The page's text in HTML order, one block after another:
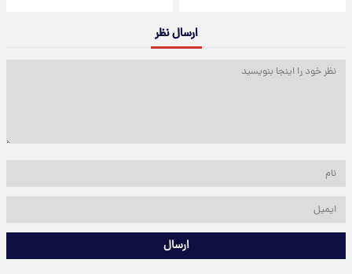
ارسال نظر
ارسال